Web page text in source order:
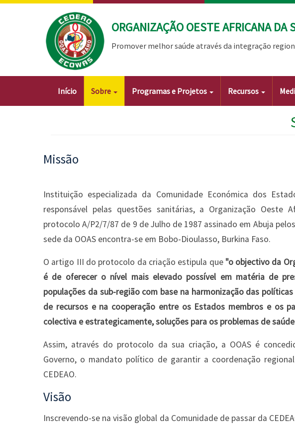
Passar
ORGANIZAÇÃO OESTE AFRICANA DA
Promover melhor saúde através da integração
Main
Início Sobre Programas e Projetos Recursos
Missão
Instituição especializada da Comunidade Económica dos
responsável pelas questões sanitárias, a Organização Oeste
protocolo A/P2/7/87 de 9 de Julho de 1987 assinado em Abuja
sede da OOAS encontra-se em Bobo-Dioulasso, Burkina Faso.
O artigo III do protocolo da criação estipula que "o objectivo da
é de oferecer o nível mais elevado possível em matéria de
populações da sub-região com base na harmonização das
de recursos e na cooperação entre os Estados membros e os
colectiva e estrategicamente, soluções para os problemas de
Assim, através do protocolo da sua criação, a OOAS é
Governo, o mandato político de garantir a coordenação
CEDEAO.
Visão
Inscrevendo-se na visão global da Comunidade de passar da